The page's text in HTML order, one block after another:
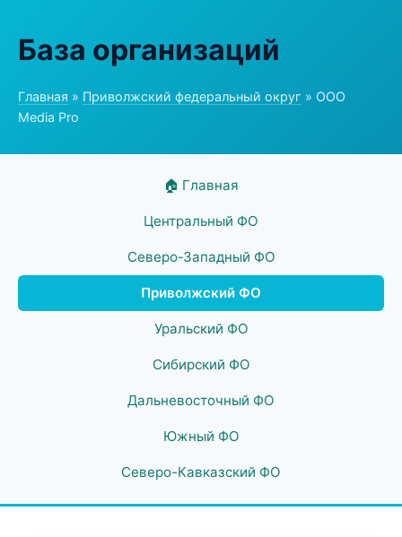
База организаций
Главная » Приволжский федеральный округ » ООО
Media Pro
🏠 Главная
Центральный ФО
Северо-Западный ФО
Приволжский ФО
Уральский ФО
Сибирский ФО
Дальневосточный ФО
Южный ФО
Северо-Кавказский ФО